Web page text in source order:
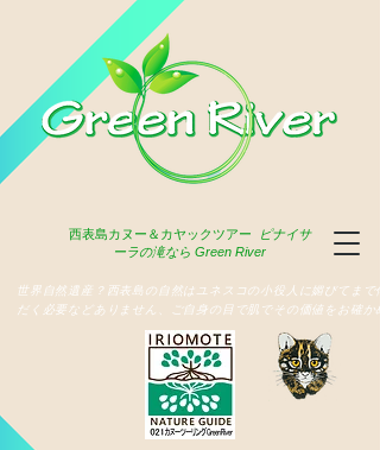
西表島カヌー＆カヤックツアー
ピナイサ
ーラの滝なら Green River
世界自然遺産？西表島の自然はユネスコの小役人に媚びてまで
だく必要などありません、ご自身の目で肌でその価値をお確か